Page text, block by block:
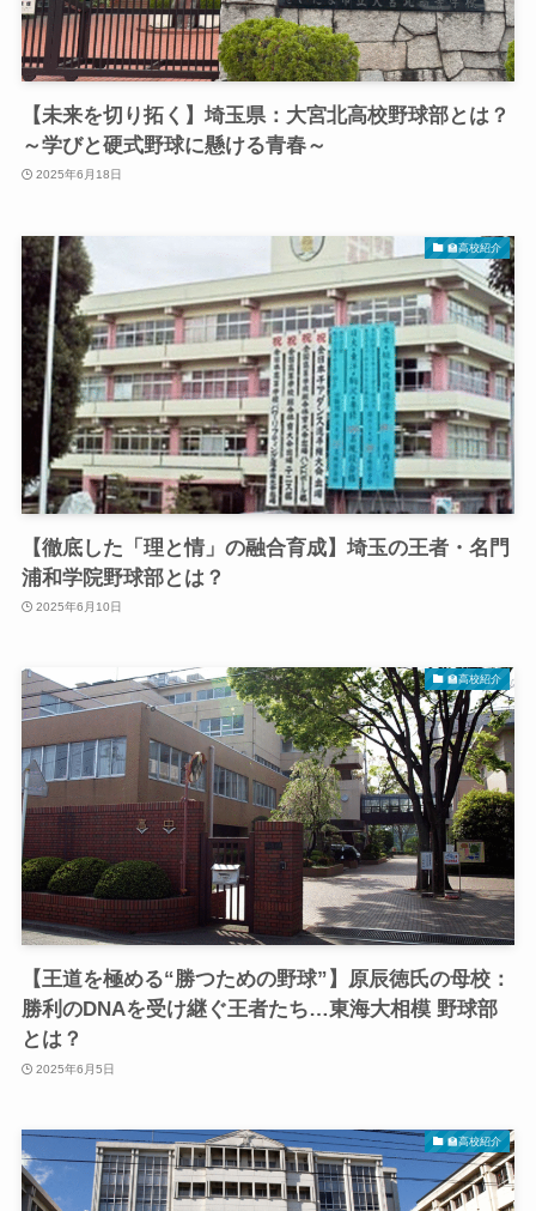
【未来を切り拓く】埼玉県：大宮北高校野球部とは？
～学びと硬式野球に懸ける青春～
2025年6月18日
🏫高校紹介
【徹底した「理と情」の融合育成】埼玉の王者・名門
浦和学院野球部とは？
2025年6月10日
🏫高校紹介
【王道を極める“勝つための野球”】原辰徳氏の母校：
勝利のDNAを受け継ぐ王者たち…東海大相模 野球部
とは？
2025年6月5日
🏫高校紹介